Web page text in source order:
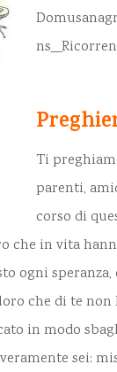
Ti
parenti,
corso di
che in vita
ogni
che di te
in modo
sei: